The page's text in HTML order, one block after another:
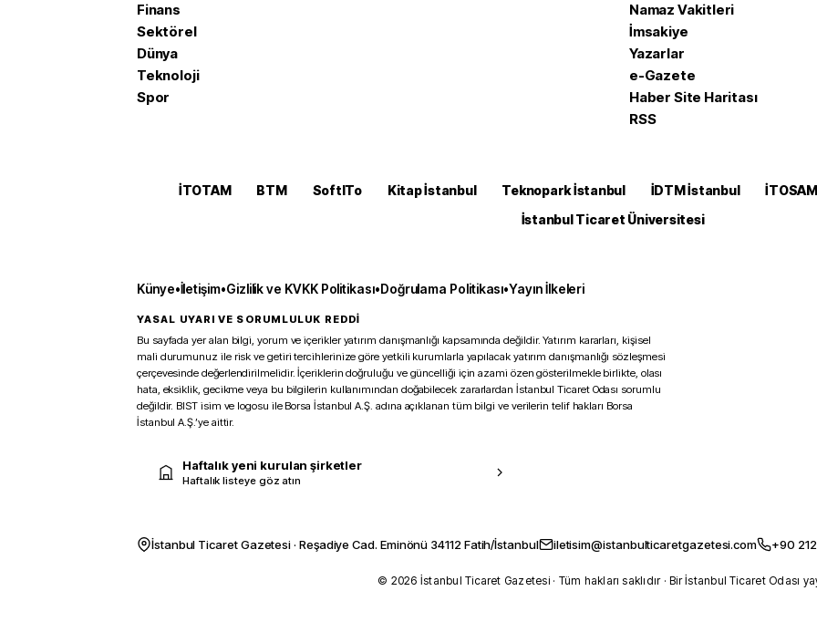
Finans
Sektörel
Dünya
Teknoloji
Spor
Namaz Vakitleri
İmsakiye
Yazarlar
e-Gazete
Haber Site Haritası
RSS
İTOTAM BTM SoftITo Kitap İstanbul Teknopark İstanbul İDTM İstanbul İTOSAM
İstanbul Ticaret Üniversitesi
Künye•İletişim•Gizlilik ve KVKK Politikası•Doğrulama Politikası•Yayın İlkeleri
YASAL UYARI VE SORUMLULUK REDDİ
Bu sayfada yer alan bilgi, yorum ve içerikler yatırım danışmanlığı kapsamında değildir. Yatırım kararları, kişisel
mali durumunuz ile risk ve getiri tercihlerinize göre yetkili kurumlarla yapılacak yatırım danışmanlığı sözleşmesi
çerçevesinde değerlendirilmelidir. İçeriklerin doğruluğu ve güncelliği için azami özen gösterilmekle birlikte, olası
hata, eksiklik, gecikme veya bu bilgilerin kullanımından doğabilecek zararlardan İstanbul Ticaret Odası sorumlu
değildir. BIST isim ve logosu ile Borsa İstanbul A.Ş. adına açıklanan tüm bilgi ve verilerin telif hakları Borsa
İstanbul A.Ş.’ye aittir.
Haftalık yeni kurulan şirketler
Haftalık listeye göz atın
İstanbul Ticaret Gazetesi · Reşadiye Cad. Eminönü 34112 Fatih/İstanbul iletisim@istanbulticaretgazetesi.com +90
© 2026 İstanbul Ticaret Gazetesi · Tüm hakları saklıdır · Bir İstanbul Ticaret Odası